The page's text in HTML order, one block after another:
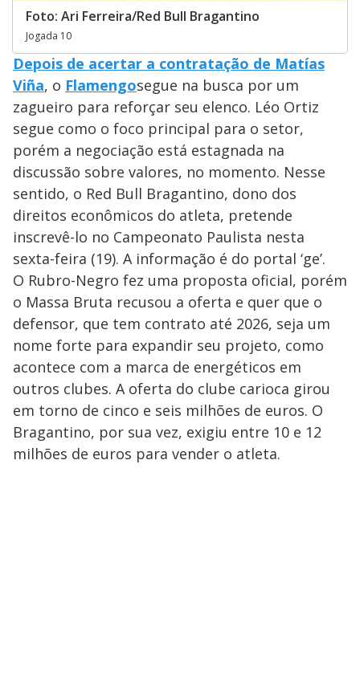
Foto: Ari Ferreira/Red Bull Bragantino
Jogada 10
Depois de acertar a contratação de Matías
Viña, o Flamengosegue na busca por um
zagueiro para reforçar seu elenco. Léo Ortiz
segue como o foco principal para o setor,
porém a negociação está estagnada na
discussão sobre valores, no momento. Nesse
sentido, o Red Bull Bragantino, dono dos
direitos econômicos do atleta, pretende
inscrevê-lo no Campeonato Paulista nesta
sexta-feira (19). A informação é do portal ‘ge’.
O Rubro-Negro fez uma proposta oficial, porém
o Massa Bruta recusou a oferta e quer que o
defensor, que tem contrato até 2026, seja um
nome forte para expandir seu projeto, como
acontece com a marca de energéticos em
outros clubes. A oferta do clube carioca girou
em torno de cinco e seis milhões de euros. O
Bragantino, por sua vez, exigiu entre 10 e 12
milhões de euros para vender o atleta.